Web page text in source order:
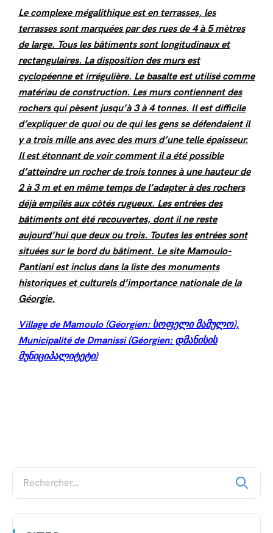
Le complexe mégalithique est en terrasses, les
terrasses sont marquées par des rues de 4 à 5 mètres
de large. Tous les bâtiments sont longitudinaux et
rectangulaires. La disposition des murs est
cyclopéenne et irrégulière. Le basalte est utilisé comme
matériau de construction. Les murs contiennent des
rochers qui pèsent jusqu’à 3 à 4 tonnes. Il est difficile
d’expliquer de quoi ou de qui les gens se défendaient il
y a trois mille ans avec des murs d’une telle épaisseur.
Il est étonnant de voir comment il a été possible
d’atteindre un rocher de trois tonnes à une hauteur de
2 à 3 m et en même temps de l’adapter à des rochers
déjà empilés aux côtés rugueux. Les entrées des
bâtiments ont été recouvertes, dont il ne reste
aujourd’hui que deux ou trois. Toutes les entrées sont
situées sur le bord du bâtiment. Le site Mamoulo-
Pantiani est inclus dans la liste des monuments
historiques et culturels d’importance nationale de la
Géorgie.
Village de Mamoulo (Géorgien: სოფელი მამულო),
Municipalité de Dmanissi (Géorgien: დმანისის
მუნიციპალიტეტი)